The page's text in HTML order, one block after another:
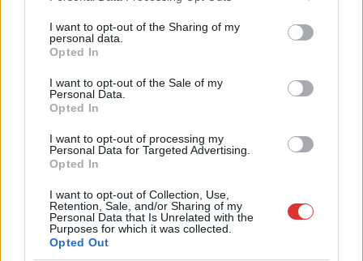
not limited to your visit or usage behaviour. You may click to
grant or deny consent to Google and its third-party tags to
use your data for below specified purposes in below Google
consent section.
I want to opt-out of the Sharing of my
personal data.
Opted In
I want to opt-out of the Sale of my
Personal Data.
Opted In
I want to opt-out of processing my
Personal Data for Targeted Advertising.
Opted In
I want to opt-out of Collection, Use,
Retention, Sale, and/or Sharing of my
Personal Data that Is Unrelated with the
Purposes for which it was collected.
Opted Out
Az idei év leglassabb növekedését hozta a június a
kiskereskedelemben
kerékpárgyár dolgozóinak megsegítéséről
41 fok fölé forrósodott az ország, Szolnokon pedig egy másik
rekord is megdőlt
Egy telefonhívást akart, végül rendőrök vitték el a mezőtúri
A Tisza kormány minisztere újabb nagy változásokról döntött
a közoktatásban – például az iskolaigazgatók visszakapják
munkáltatói jogaikat